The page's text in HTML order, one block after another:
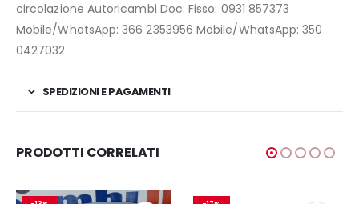
circolazione Autoricambi Doc: Fisso: 0931 857373
Mobile/WhatsApp: 366 2353956 Mobile/WhatsApp: 350
0427032
SPEDIZIONI E PAGAMENTI
PRODOTTI CORRELATI